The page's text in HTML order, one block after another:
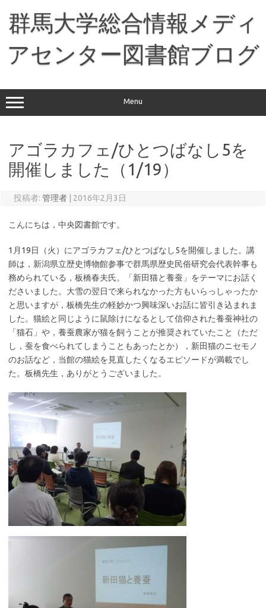
群馬大学総合情報メディ
アセンター図書館ブログ
Menu
アゴラカフェ/ひとつばなし5を
開催しました（1/19）
投稿者: 管理者 2016年2月3日
こんにちは，中央図書館です。
1月19日（火）にアゴラカフェ/ひとつばなし5を開催しました。講
師は，新潟県立歴史博物館参事で群馬県歴史民俗研究会代表幹事も
務められている，板橋春夫氏。「新田猫と養蚕」をテーマにお話く
ださいました。大雪の翌日で来られなかった方もいらっしゃったか
と思いますが，板橋先生の軽妙かつ興味深いお話に皆引き込まれま
した。猫絵と同じように鼠除けになるとして信仰された養蚕神社の
「猫石」や，養蚕農家が猫を飼うことが推奨されていたこと（ただ
し，蚕を食べられてしまうこともあったとか），新田猫のニセモノ
のお話など，当館の猫絵を見直したくなるエピソードが満載でし
た。板橋先生，ありがとうございました。